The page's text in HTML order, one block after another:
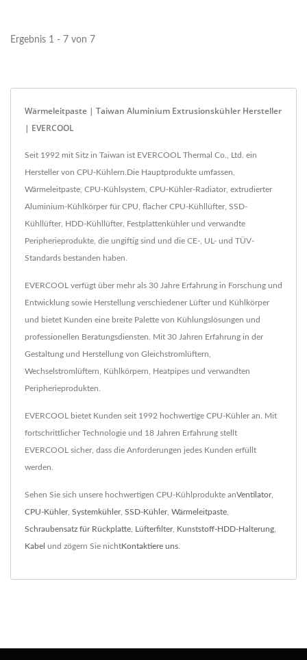
Ergebnis 1 - 7 von 7
Wärmeleitpaste | Taiwan Aluminium Extrusionskühler Hersteller
| EVERCOOL
Seit 1992 mit Sitz in Taiwan ist EVERCOOL Thermal Co., Ltd. ein
Hersteller von CPU-Kühlern.Die Hauptprodukte umfassen,
Wärmeleitpaste, CPU-Kühlsystem, CPU-Kühler-Radiator, extrudierter
Aluminium-Kühlkörper für CPU, flacher CPU-Kühllüfter, SSD-
Kühllüfter, HDD-Kühllüfter, Festplattenkühler und verwandte
Peripherieprodukte, die ungiftig sind und die CE-, UL- und TÜV-
Standards bestanden haben.
EVERCOOL verfügt über mehr als 30 Jahre Erfahrung in Forschung und
Entwicklung sowie Herstellung verschiedener Lüfter und Kühlkörper
und bietet Kunden eine breite Palette von Kühlungslösungen und
professionellen Beratungsdiensten. Mit 30 Jahren Erfahrung in der
Gestaltung und Herstellung von Gleichstromlüftern,
Wechselstromlüftern, Kühlkörpern, Heatpipes und verwandten
Peripherieprodukten.
EVERCOOL bietet Kunden seit 1992 hochwertige CPU-Kühler an. Mit
fortschrittlicher Technologie und 18 Jahren Erfahrung stellt
EVERCOOL sicher, dass die Anforderungen jedes Kunden erfüllt
werden.
Sehen Sie sich unsere hochwertigen CPU-Kühlprodukte anVentilator,
CPU-Kühler, Systemkühler, SSD-Kühler, Wärmeleitpaste
Schraubensatz für Rückplatte Lüfterfilter, Kunststoff-HDD-Halterung
Kabel und zögern Sie nichtKontaktiere uns